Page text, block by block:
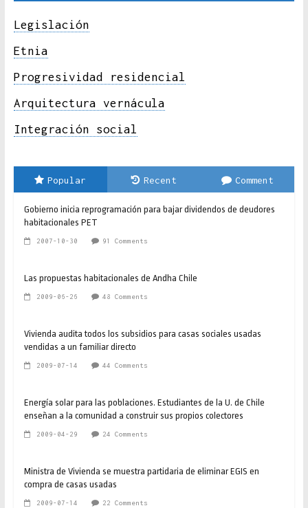
Legislación
Etnia
Progresividad residencial
Arquitectura vernácula
Integración social
Popular Recent Comment
Gobierno inicia reprogramación para bajar dividendos de deudores
habitacionales PET
2007-10-30 91 Comments
Las propuestas habitacionales de Andha Chile
2009-06-26 48 Comments
Vivienda audita todos los subsidios para casas sociales usadas
vendidas a un familiar directo
2009-07-14 44 Comments
Energía solar para las poblaciones. Estudiantes de la U. de Chile
enseñan a la comunidad a construir sus propios colectores
2009-04-29 24 Comments
Ministra de Vivienda se muestra partidaria de eliminar EGIS en
compra de casas usadas
2009-07-14 22 Comments